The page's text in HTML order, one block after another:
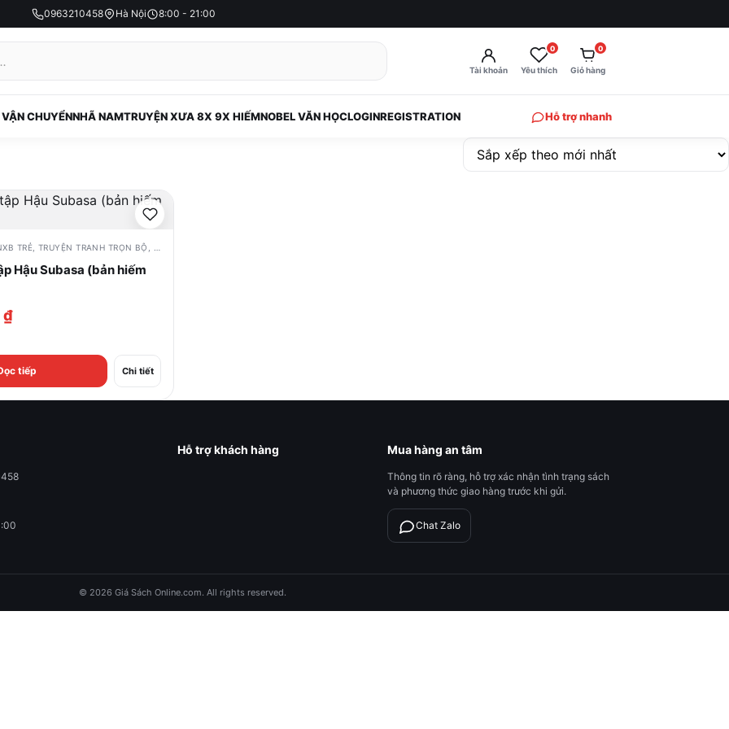
0963210458 Hà Nội 8:00 - 21:00
Tài khoản Yêu thích
0
Giỏ hàng
0
CHUYỂNNHÃ NAMTRUYỆN XƯA 8X 9X HIẾMNOBEL VĂN HỌCLOGINREGISTRATION Hỗ trợ nhanh
TRẺ TRUYỆN TRANH TRỌN BỘ
Hậu Subasa (bản hiếm
₫
tiếp Chi tiết
Hỗ trợ khách hàng Mua hàng an tâm
Thông tin rõ ràng, hỗ trợ xác nhận tình trạng sách
và phương thức giao hàng trước khi gửi.
Chat Zalo
© 2026 Giá Sách Online.com. All rights reserved.